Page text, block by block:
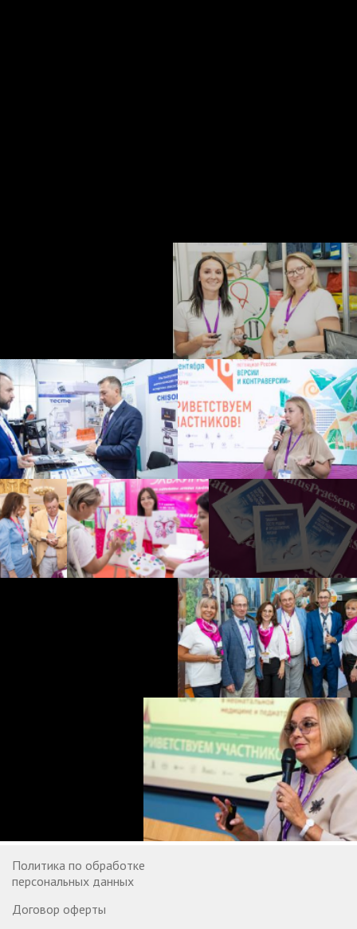
Политика по обработке
персональных данных
Договор оферты